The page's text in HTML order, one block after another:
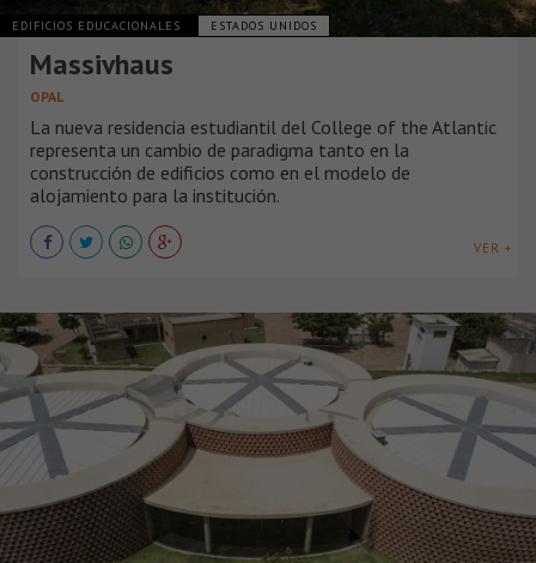
EDIFICIOS EDUCACIONALES ESTADOS UNIDOS
Massivhaus
OPAL
La nueva residencia estudiantil del College of the Atlantic
representa un cambio de paradigma tanto en la
construcción de edificios como en el modelo de
alojamiento para la institución.
VER +